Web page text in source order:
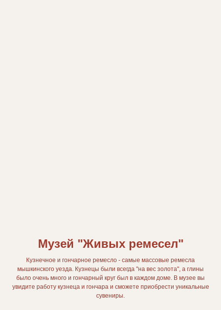
Музей "Живых ремесел"
Кузнечное и гончарное ремесло - самые массовые ремесла
мышкинского уезда. Кузнецы были всегда "на вес золота", а глины
было очень много и гончарный круг был в каждом доме. В музее вы
увидите работу кузнеца и гончара и сможете приобрести уникальные
сувениры.